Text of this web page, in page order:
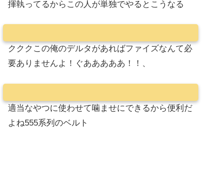
揮執ってるからこの人が単独でやるとこうなる
クククこの俺のデルタがあればファイズなんて必
要ありませんよ！ぐあああああ！！、
適当なやつに使わせて噛ませにできるから便利だ
よね555系列のベルト